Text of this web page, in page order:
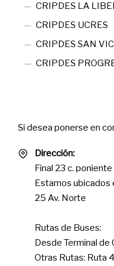
CRIPDES LA
CRIPDES UCRES
CRIPDES SAN
CRIPDES
Si desea ponerse en
Dirección:
Final 23 c.
Estamos ubicados
25 Av. Norte
Rutas de Buses:
Desde Terminal de
Otras Rutas: Ruta